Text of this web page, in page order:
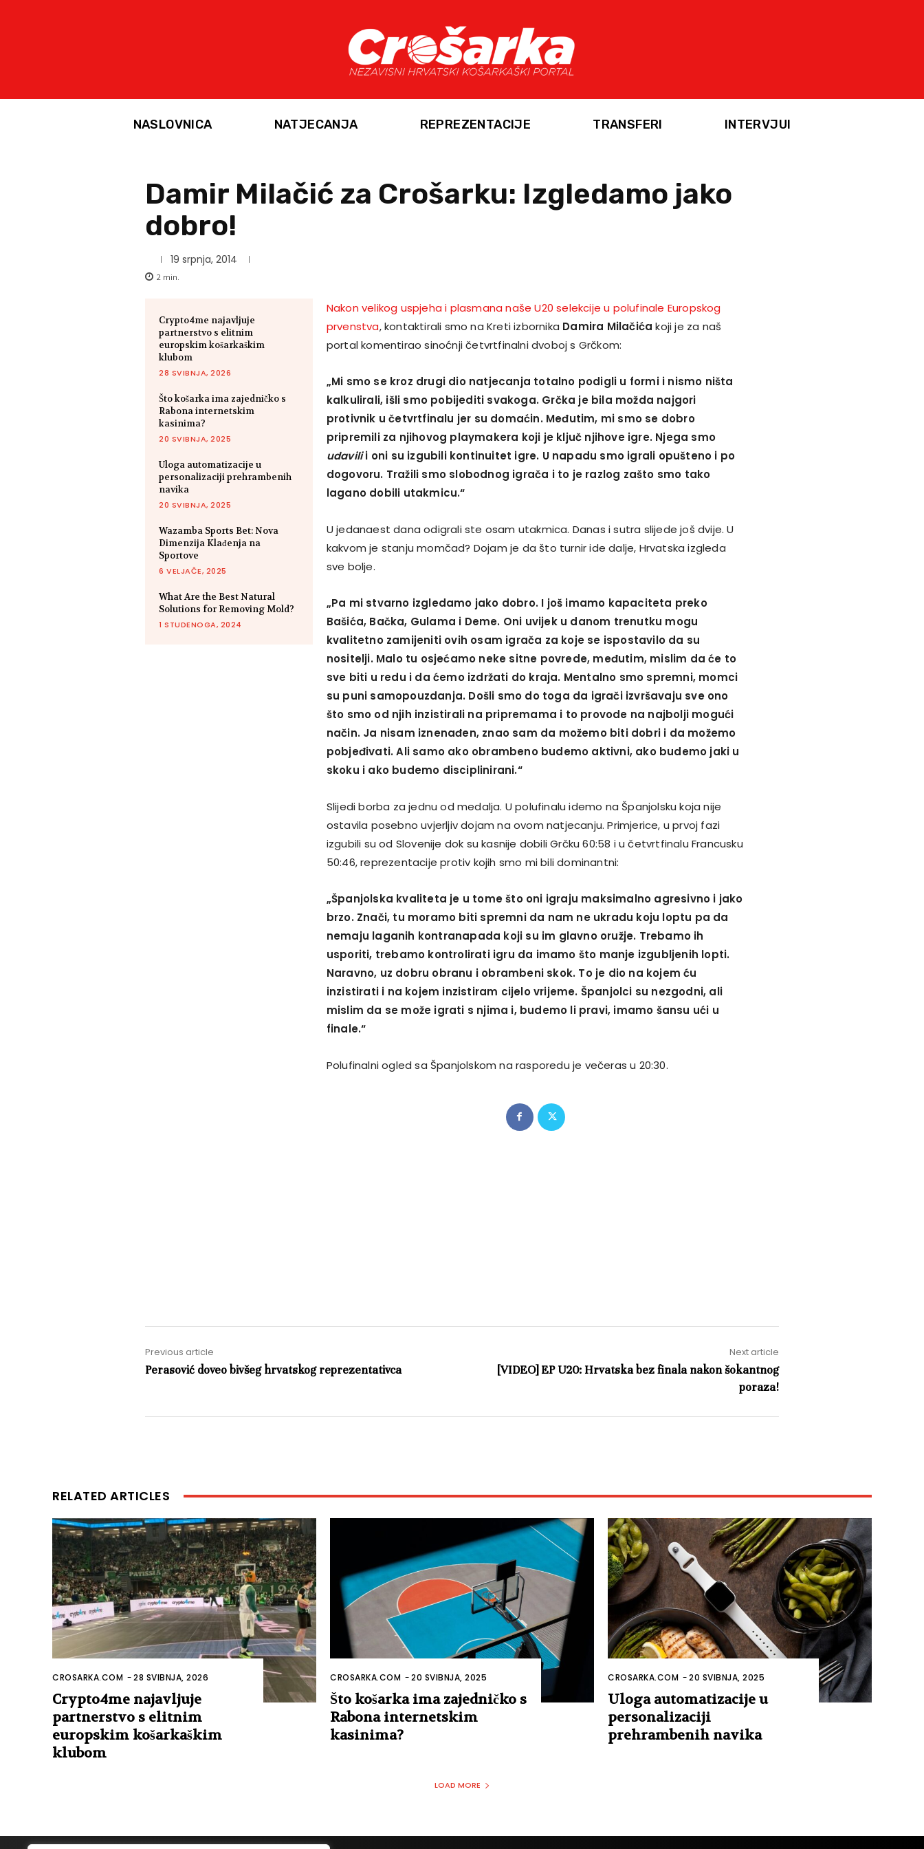
NASLOVNICA NATJECANJA REPREZENTACIJE TRANSFERI INTERVJUI
Damir Milačić za Crošarku: Izgledamo jako
dobro!
19 srpnja, 2014
2 min.
Crypto4me najavljuje
partnerstvo s elitnim
europskim košarkaškim
klubom
28 SVIBNJA, 2026
Što košarka ima zajedničko s
Rabona internetskim
kasinima?
20 SVIBNJA, 2025
Uloga automatizacije u
personalizaciji prehrambenih
navika
20 SVIBNJA, 2025
Wazamba Sports Bet: Nova
Dimenzija Klađenja na
Sportove
6 VELJAČE, 2025
What Are the Best Natural
Solutions for Removing Mold?
1 STUDENOGA, 2024
Nakon velikog uspjeha i plasmana naše U20 selekcije u polufinale Europskog
prvenstva, kontaktirali smo na Kreti izbornika Damira Milačića koji je za naš
portal komentirao sinoćnji četvrtfinalni dvoboj s Grčkom:
„Mi smo se kroz drugi dio natjecanja totalno podigli u formi i nismo ništa
kalkulirali, išli smo pobijediti svakoga. Grčka je bila možda najgori
protivnik u četvrtfinalu jer su domaćin. Međutim, mi smo se dobro
pripremili za njihovog playmakera koji je ključ njihove igre. Njega smo
udavilii oni su izgubili kontinuitet igre. U napadu smo igrali opušteno i po
dogovoru. Tražili smo slobodnog igrača i to je razlog zašto smo tako
lagano dobili utakmicu.“
U jedanaest dana odigrali ste osam utakmica. Danas i sutra slijede još dvije. U
kakvom je stanju momčad? Dojam je da što turnir ide dalje, Hrvatska izgleda
sve bolje.
„Pa mi stvarno izgledamo jako dobro. I još imamo kapaciteta preko
Bašića, Bačka, Gulama i Deme. Oni uvijek u danom trenutku mogu
kvalitetno zamijeniti ovih osam igrača za koje se ispostavilo da su
nositelji. Malo tu osjećamo neke sitne povrede, međutim, mislim da će to
sve biti u redu i da ćemo izdržati do kraja. Mentalno smo spremni, momci
su puni samopouzdanja. Došli smo do toga da igrači izvršavaju sve ono
što smo od njih inzistirali na pripremama i to provode na najbolji mogući
način. Ja nisam iznenađen, znao sam da možemo biti dobri i da možemo
pobjeđivati. Ali samo ako obrambeno budemo aktivni, ako budemo jaki u
skoku i ako budemo disciplinirani.“
Slijedi borba za jednu od medalja. U polufinalu idemo na Španjolsku koja nije
ostavila posebno uvjerljiv dojam na ovom natjecanju. Primjerice, u prvoj fazi
izgubili su od Slovenije dok su kasnije dobili Grčku 60:58 i u četvrtfinalu Francusku
50:46, reprezentacije protiv kojih smo mi bili dominantni:
„Španjolska kvaliteta je u tome što oni igraju maksimalno agresivno i jako
brzo. Znači, tu moramo biti spremni da nam ne ukradu koju loptu pa da
nemaju laganih kontranapada koji su im glavno oružje. Trebamo ih
usporiti, trebamo kontrolirati igru da imamo što manje izgubljenih lopti.
Naravno, uz dobru obranu i obrambeni skok. To je dio na kojem ću
inzistirati i na kojem inzistiram cijelo vrijeme. Španjolci su nezgodni, ali
mislim da se može igrati s njima i, budemo li pravi, imamo šansu ući u
finale.“
Polufinalni ogled sa Španjolskom na rasporedu je večeras u 20:30.
Previous article
Perasović doveo bivšeg hrvatskog reprezentativca
Next article
[VIDEO] EP U20: Hrvatska bez finala nakon šokantnog
poraza!
RELATED ARTICLES
CROSARKA.COM -28 SVIBNJA, 2026
Crypto4me najavljuje
partnerstvo s elitnim
europskim košarkaškim
klubom
CROSARKA.COM -20 SVIBNJA, 2025
Što košarka ima zajedničko s
Rabona internetskim
kasinima?
CROSARKA.COM -20 SVIBNJA, 2025
Uloga automatizacije u
personalizaciji
prehrambenih navika
LOAD MORE